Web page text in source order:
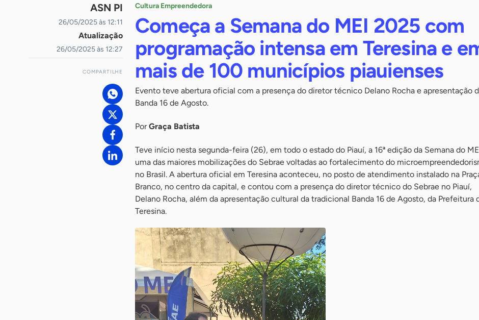
ASN PI
26/05/2025 às 12:11
Atualização
26/05/2025 às 12:27
COMPARTILHE
Cultura Empreendedora
Começa a Semana do MEI 2025 com
programação intensa em Teresina e
mais de 100 municípios piauienses
Evento teve abertura oficial com a presença do diretor técnico Delano Rocha e apresentação
Banda 16 de Agosto.
PorGraça Batista
Teve início nesta segunda-feira (26), em todo o estado do Piauí, a 16ª edição da Semana do
uma das maiores mobilizações do Sebrae voltadas ao fortalecimento do
no Brasil. A abertura oficial em Teresina aconteceu, no posto de atendimento instalado na
Branco, no centro da capital, e contou com a presença do diretor técnico do Sebrae no Piauí,
Delano Rocha, além da apresentação cultural da tradicional Banda 16 de Agosto, da Prefeitura
Teresina.